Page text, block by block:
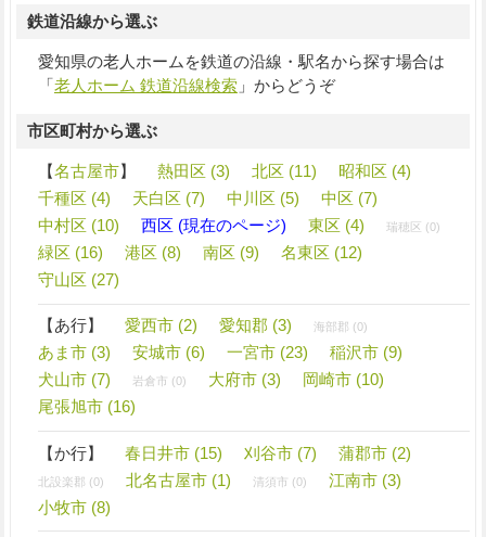
鉄道沿線から選ぶ
愛知県の老人ホームを鉄道の沿線・駅名から探す場合は
「老人ホーム 鉄道沿線検索」からどうぞ
市区町村から選ぶ
【名古屋市】 熱田区 (3) 北区 (11)
昭和区 (4)
千種区 (4)
天白区 (7) 中川区 (5)
中区 (7)
中村区 (10)
西区 (現在のページ) 東区 (4) 瑞穂区 (0)
緑区 (16) 港区 (8) 南区 (9)
名東区 (12)
守山区 (27)
【あ行】 愛西市 (2) 愛知郡 (3) 海部郡 (0)
あま市 (3) 安城市 (6) 一宮市 (23)
稲沢市 (9)
犬山市 (7)
岩倉市 (0) 大府市 (3)
岡崎市 (10)
尾張旭市 (16)
【か行】 春日井市 (15) 刈谷市 (7) 蒲郡市 (2)
北設楽郡 (0) 北名古屋市 (1) 清須市 (0)
江南市 (3)
小牧市 (8)